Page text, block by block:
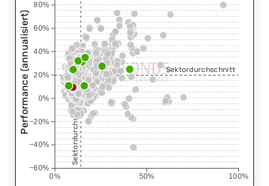
0% 50% 100%
−60%
−40%
−20%
0%
20%
40%
60%
80%
Sektordurchschnitt
Sektordurchschnitt
Performance (annualisiert)